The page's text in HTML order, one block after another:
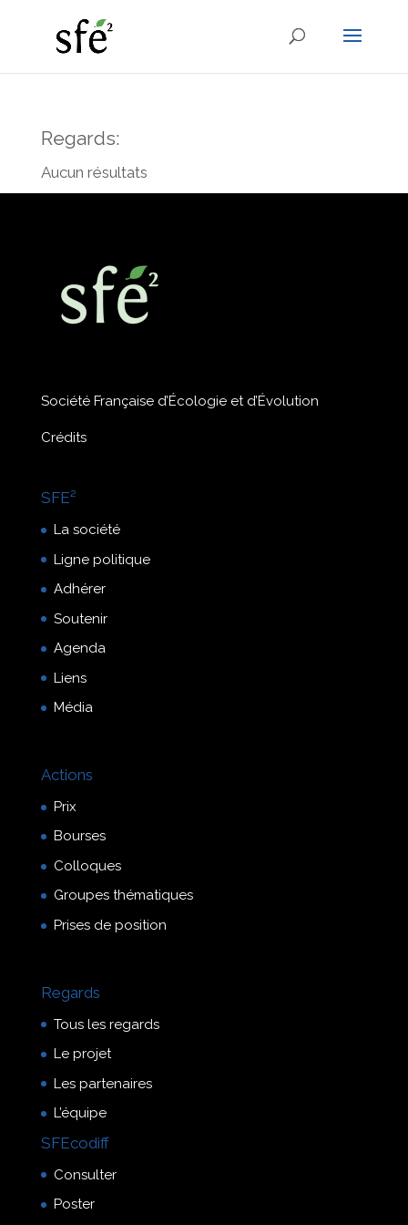
Regards:
Aucun résultats
Société Française d’Écologie et d’Évolution
Crédits
SFE²
La société
Ligne politique
Adhérer
Soutenir
Agenda
Liens
Média
Actions
Prix
Bourses
Colloques
Groupes thématiques
Prises de position
Regards
Tous les regards
Le projet
Les partenaires
L’équipe
SFEcodiff
Consulter
Poster